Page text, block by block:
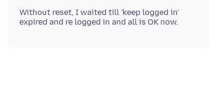
Without reset, I waited till 'keep logged in'